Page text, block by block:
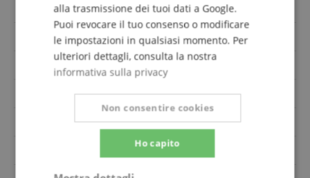
Accordatura Do
1/2
anche per bambini No
Numero di valvole 4
Nero
Valvole della pompa
alla trasmissione dei tuoi dati a Google.
Puoi revocare il tuo consenso o modificare
le impostazioni in qualsiasi momento. Per
ulteriori dettagli, consulta la nostra
informativa sulla privacy
Ho capito
Non consentire cookies